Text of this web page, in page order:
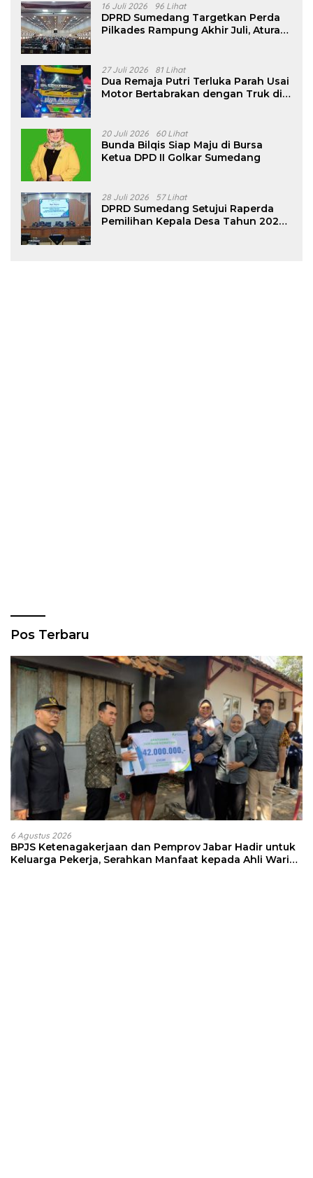
16 Juli 2026 96 Lihat
DPRD Sumedang Targetkan Perda
Pilkades Rampung Akhir Juli, Aturan
27 Juli 2026 81 Lihat
Dua Remaja Putri Terluka Parah Usai
Motor Bertabrakan dengan Truk di
20 Juli 2026 60 Lihat
Bunda Bilqis Siap Maju di Bursa
Ketua DPD II Golkar Sumedang
28 Juli 2026 57 Lihat
DPRD Sumedang Setujui Raperda
Pemilihan Kepala Desa Tahun 2026
Pos Terbaru
6 Agustus 2026
BPJS Ketenagakerjaan dan Pemprov Jabar Hadir untuk
Keluarga Pekerja, Serahkan Manfaat kepada Ahli Waris